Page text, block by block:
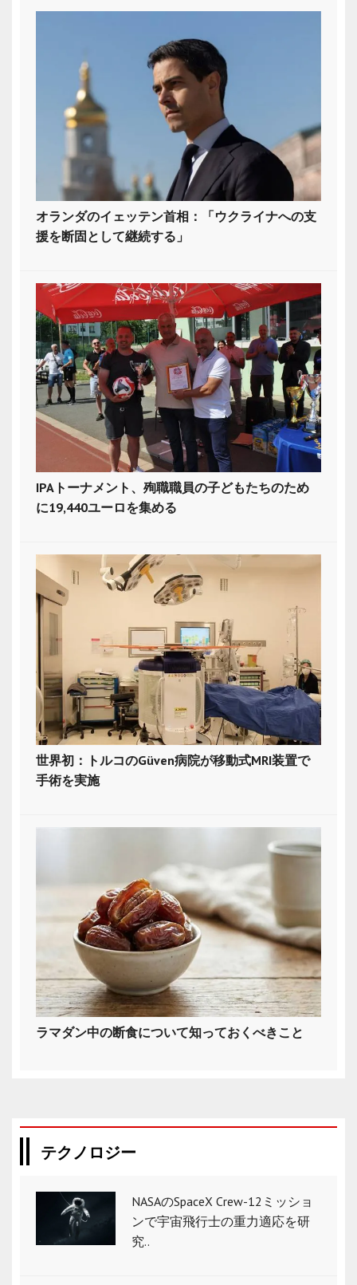
オランダのイェッテン首相：「ウクライナへの支
援を断固として継続する」
IPAトーナメント、殉職職員の子どもたちのため
に19,440ユーロを集める
世界初：トルコのGüven病院が移動式MRI装置で
手術を実施
ラマダン中の断食について知っておくべきこと
テクノロジー
NASAのSpaceX Crew-12ミッショ
ンで宇宙飛行士の重力適応を研
究..